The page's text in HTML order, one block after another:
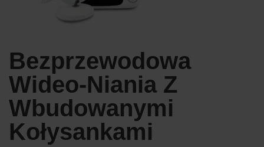
Bezprzewodowa
Wideo-Niania Z
Wbudowanymi
Kołysankami